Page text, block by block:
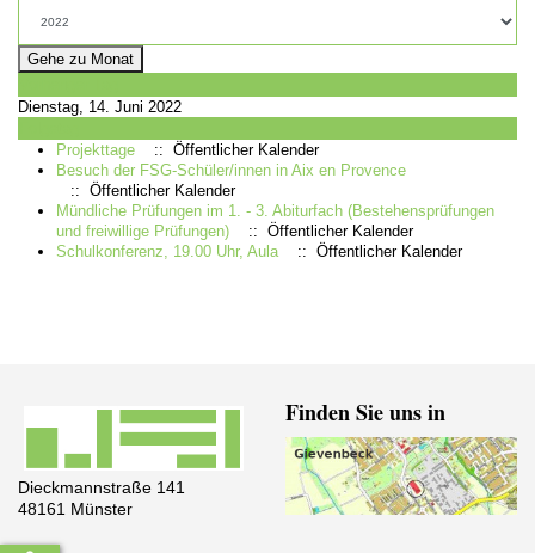
Gehe zu Monat
Dienstag, 14. Juni 2022
Projekttage
:: Öffentlicher Kalender
Besuch der FSG-Schüler/innen in Aix en Provence
:: Öffentlicher Kalender
Mündliche Prüfungen im 1. - 3. Abiturfach (Bestehensprüfungen
und freiwillige Prüfungen)
:: Öffentlicher Kalender
Schulkonferenz, 19.00 Uhr, Aula
:: Öffentlicher Kalender
Dieckmannstraße 141
48161 Münster
Finden Sie uns in